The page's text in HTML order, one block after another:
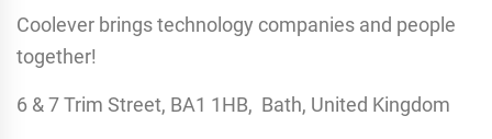
Coolever brings technology companies and people
together!
6 & 7 Trim Street, BA1 1HB, Bath, United Kingdom